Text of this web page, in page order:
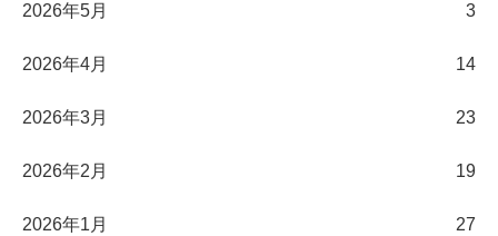
2026年5月 3
2026年4月 14
2026年3月 23
2026年2月 19
2026年1月 27